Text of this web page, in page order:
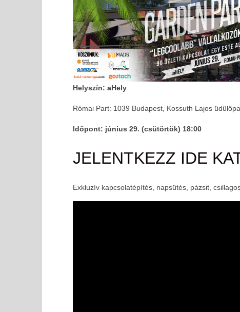
MOST NÉZED
FIVOSZ Garden Party – június 29-én – 90 ügyvezetővel,
Veled!
2017-
06-05
Helyszín: aHely
Római Part: 1039 Budapest, Kossuth Lajos
Időpont: június 29. (csütörtök) 18:00
JELENTKEZZ IDE
Exkluzív kapcsolatépítés, napsütés, pázsit,